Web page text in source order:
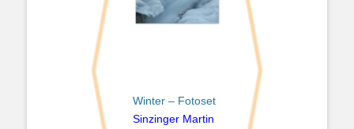
Winter – Fotoset
Sinzinger Martin